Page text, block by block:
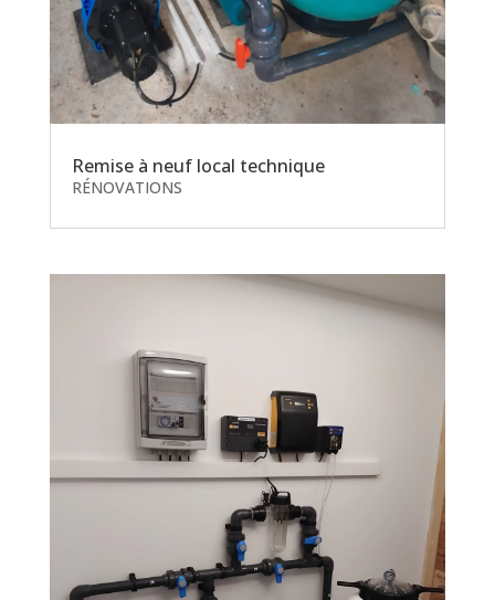
Remise à neuf local technique
RÉNOVATIONS